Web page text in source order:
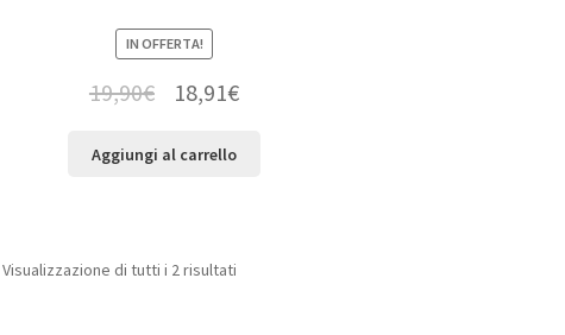
IN OFFERTA!
19,90€ 18,91€
Aggiungi al carrello
Visualizzazione di tutti i 2 risultati